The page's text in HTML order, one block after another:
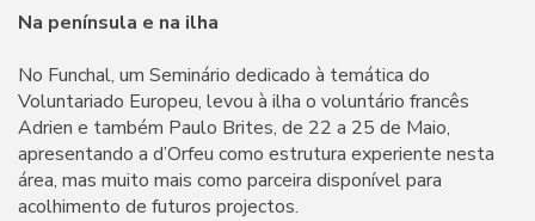
Na península e na ilha
No Funchal, um Seminário dedicado à temática do
Voluntariado Europeu, levou à ilha o voluntário francês
Adrien e também Paulo Brites, de 22 a 25 de Maio,
apresentando a d’Orfeu como estrutura experiente nesta
área, mas muito mais como parceira disponível para
acolhimento de futuros projectos.